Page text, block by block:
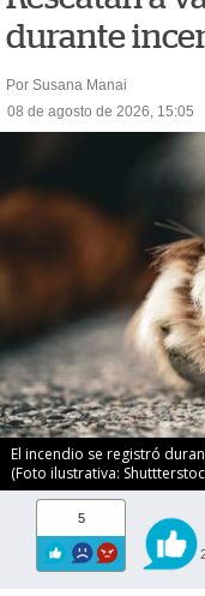
durante
Por Susana Manai
08 de agosto de 2026, 15:05
El incendio se registró
(Foto ilustrativa:
5